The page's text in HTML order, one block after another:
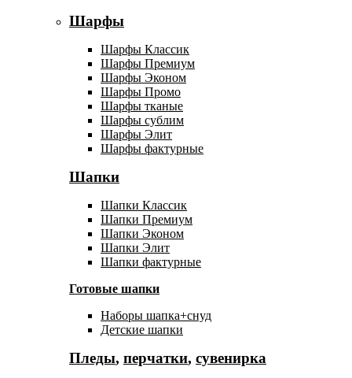
Шарфы
Шарфы Классик
Шарфы Премиум
Шарфы Эконом
Шарфы Промо
Шарфы тканые
Шарфы сублим
Шарфы Элит
Шарфы фактурные
Шапки
Шапки Классик
Шапки Премиум
Шапки Эконом
Шапки Элит
Шапки фактурные
Готовые шапки
Наборы шапка+снуд
Детские шапки
Пледы, перчатки, сувенирка